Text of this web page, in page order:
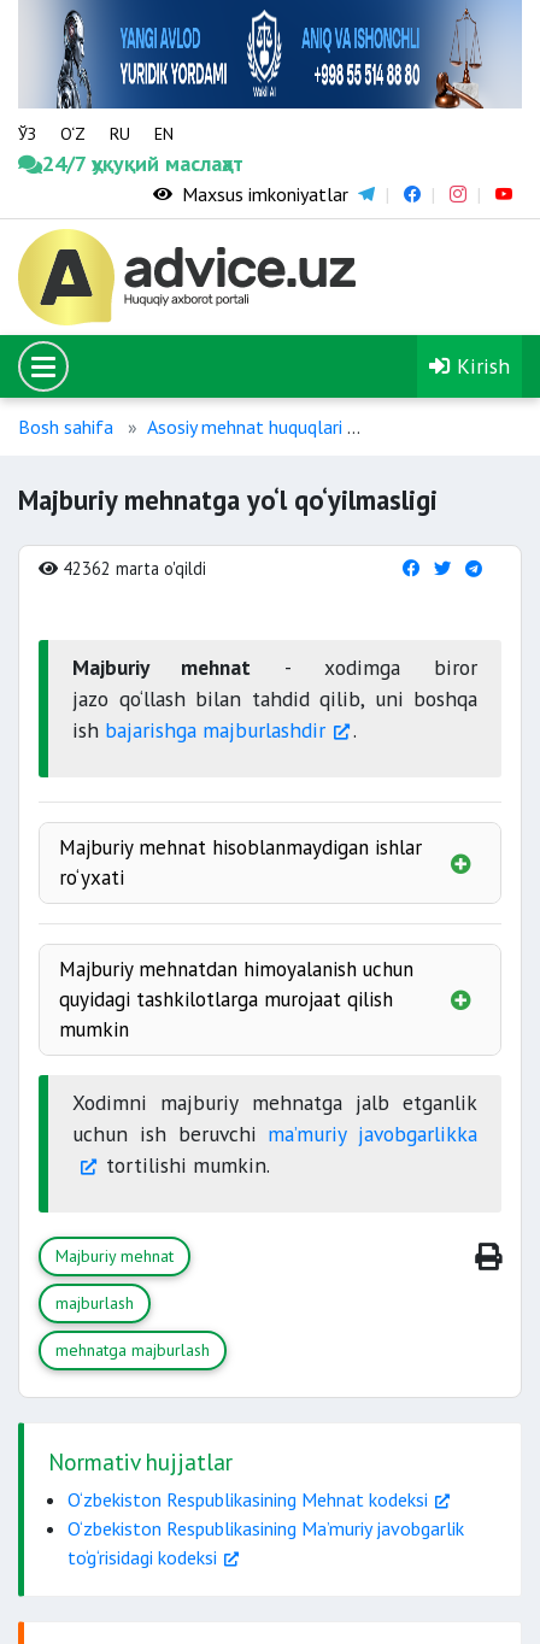
ЎЗ O‘Z RU EN
24/7 ҳуқуқий маслаҳат
Maxsus imkoniyatlar
Kirish
Bosh sahifa Asosiy mehnat huquqlari
Majburiy mehnatga yo‘l qo‘yilmasligi
42362 marta o'qildi
Majburiy mehnat - xodimga biror
jazo qo‘llash bilan tahdid qilib, uni boshqa
ish bajarishga majburlashdir .
Majburiy mehnat hisoblanmaydigan ishlar
ro‘yxati
harbiy yoki muqobil xizmat
qonunlar
favqulodda
sharoitlarda
sudning
hukmiga
binoan
Majburiy mehnatdan himoyalanish uchun
quyidagi tashkilotlarga murojaat qilish
mumkin
Bosh prokuratura
Adliya vazirligi
Sud organlari
Xodimni majburiy mehnatga jalb etganlik
uchun ish beruvchi ma’muriy javobgarlikka
tortilishi mumkin.
Majburiy mehnat
majburlash
mehnatga majburlash
Normativ hujjatlar
O‘zbekiston Respublikasining Mehnat kodeksi
O‘zbekiston Respublikasining Ma’muriy javobgarlik
to‘g‘risidagi kodeksi